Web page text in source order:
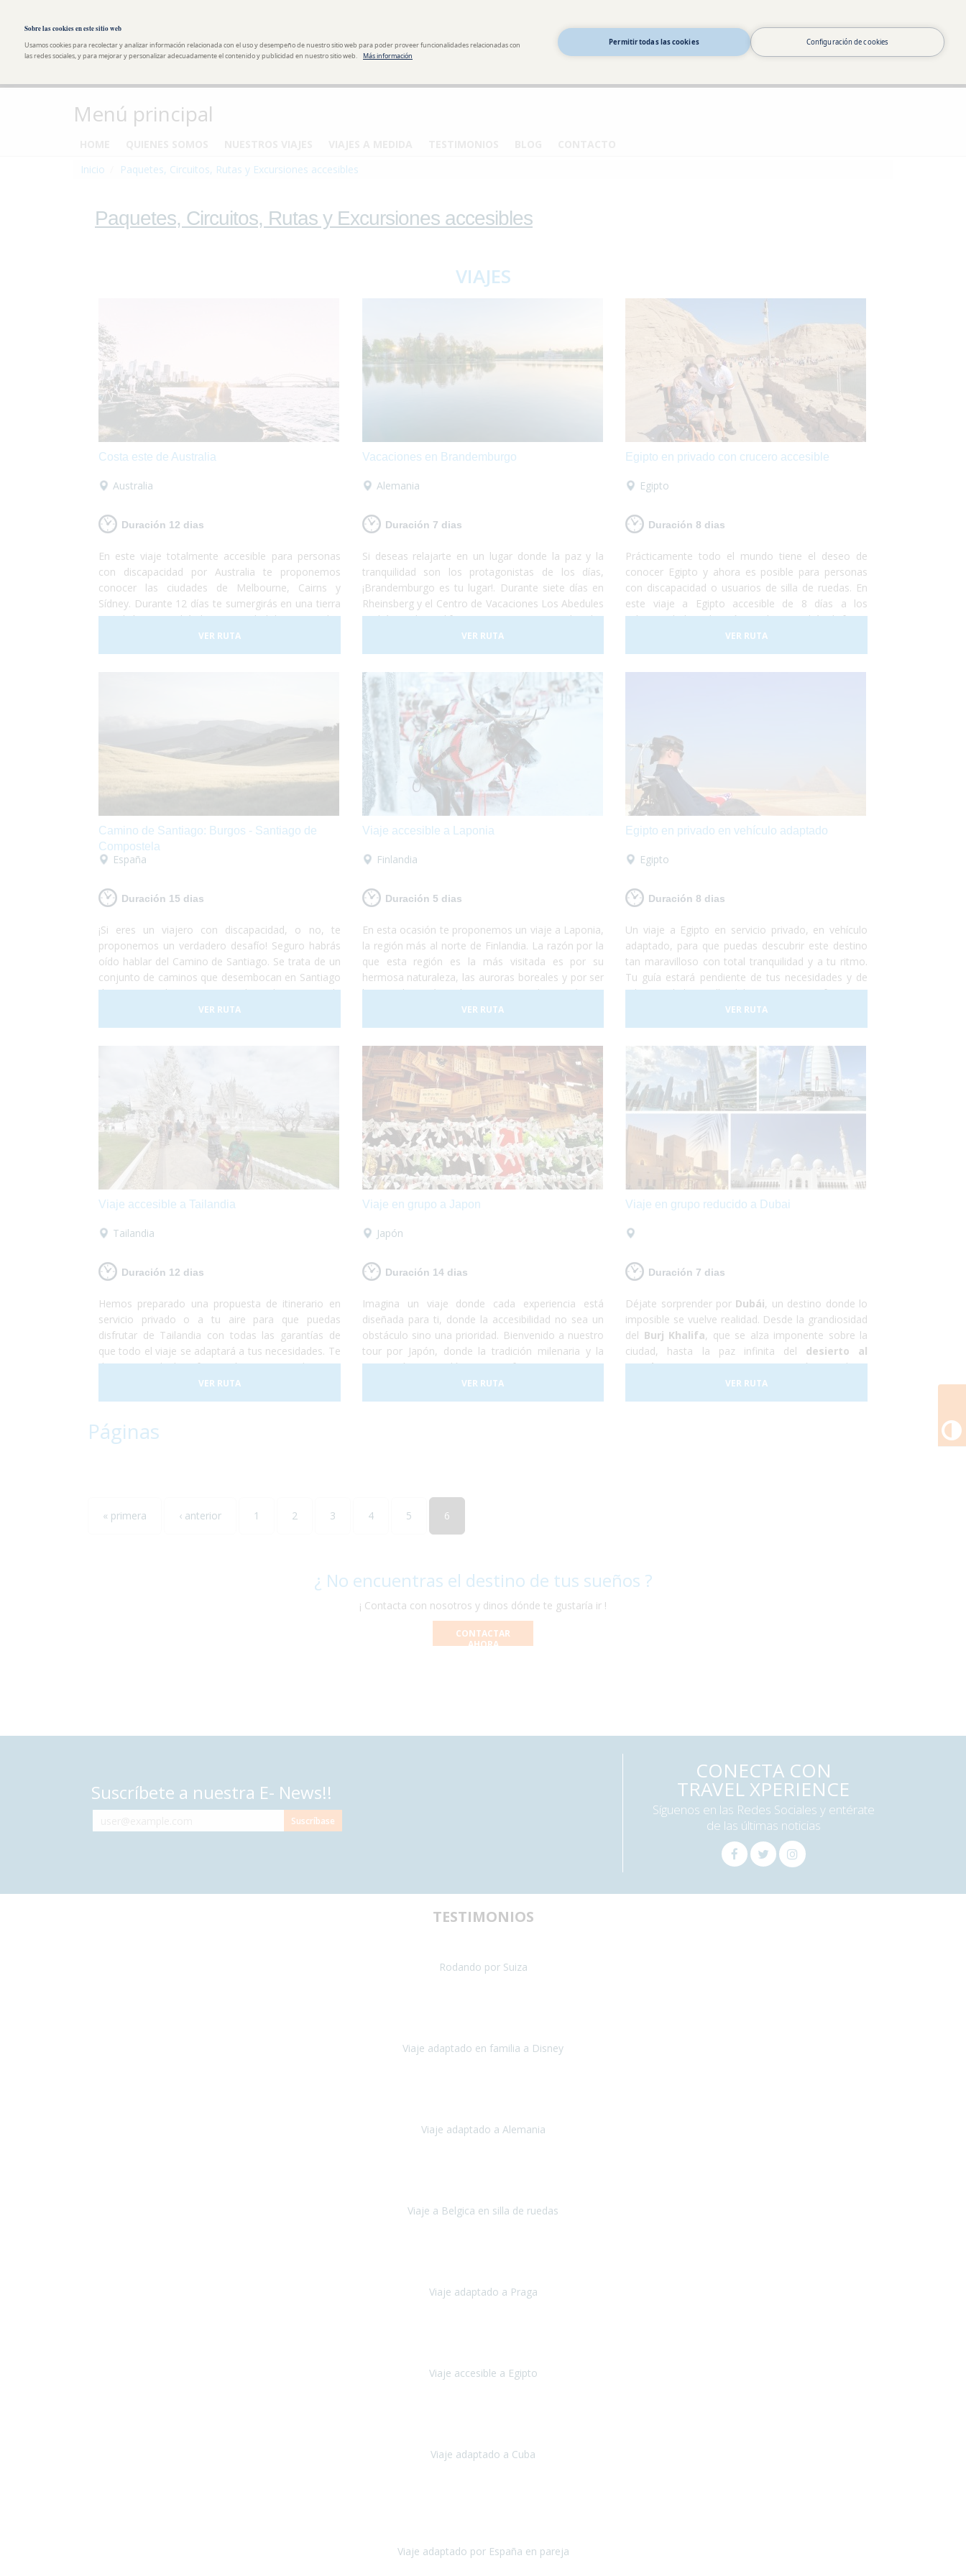
Sobre las cookies en este sitio web
Usamos cookies para recolectar y analizar información relacionada con el uso y desempeño de nuestro sitio web para poder proveer funcionalidades relacionadas con
las redes sociales, y para mejorar y personalizar adecuadamente el contenido y publicidad en nuestro sitio web.
Más información
Permitir todas las cookies Configuración de cookies
Menú principal
Inicio
Paquetes, Circuitos, Rutas y Excursiones accesibles
Paquetes, Circuitos, Rutas y Excursiones accesibles
VIAJES
Costa este de Australia
Australia
Duración 12 dias
En este viaje totalmente accesible para personas
con discapacidad por Australia te proponemos
conocer las ciudades de Melbourne, Cairns y
Sídney. Durante 12 días te sumergirás en una tierra
paradisíaca y tendrás la oportunidad de conocer los
imponentes 12 apóstoles, nadar en la gran barrera
de coral, conocer la fauna local y pasar unos días
VER RUTA
Vacaciones en Brandemburgo
Alemania
Duración 7 dias
Si deseas relajarte en un lugar donde la paz y la
tranquilidad son los protagonistas de los días,
¡Brandemburgo es tu lugar!. Durante siete días en
Rheinsberg y el Centro de Vacaciones Los Abedules
podrás realizar diferentes visitas tanto culturales
como deportivas en los difernetes pueblos, lagos y
bosques frondosos. Todas las actividades te
discapacidad o usuarios de silla de ruedas.
VER RUTA
Egipto en privado con crucero accesible
Egipto
Duración 8 dias
Prácticamente todo el mundo tiene el deseo de
conocer Egipto y ahora es posible para personas
con discapacidad o usuarios de silla de ruedas. En
este viaje a Egipto accesible de 8 días a los
orígenes de la civilización moderna podrás disfrutar
del hermosa y "caótica" ciudad de El Cairo para
luego adentrarte por el Nilo a descubrir los tesoros
VER RUTA
Camino de Santiago: Burgos - Santiago de
Compostela
España
Duración 15 dias
¡Si eres un viajero con discapacidad, o no, te
proponemos un verdadero desafío! Seguro habrás
oído hablar del Camino de Santiago. Se trata de un
conjunto de caminos que desembocan en Santiago
de Compostela que vienen de todas partes de
Europa, hay más de 80.000 km señalizados. No
deberás preocuparte por nada, sólo de disfrutar de
VER RUTA
Viaje accesible a Laponia
Finlandia
Duración 5 dias
En esta ocasión te proponemos un viaje a Laponia,
la región más al norte de Finlandia. La razón por la
que esta región es la más visitada es por su
hermosa naturaleza, las auroras boreales y por ser
la Casa de Papá Noel. ¡Laponia es un lugar mágico!
VER RUTA
Egipto en privado en vehículo adaptado
Egipto
Duración 8 dias
Un viaje a Egipto en servicio privado, en vehículo
adaptado, para que puedas descubrir este destino
tan maravilloso con total tranquilidad y a tu ritmo.
Tu guía estará pendiente de tus necesidades y de
adaptar el desarrollo del viaje a tus preferencias.
Descubre el Egipto más auténtico, accesible y,
sobre todo, ¡sin preocupaciones!
VER RUTA
Viaje accesible a Tailandia
Tailandia
Duración 12 dias
Hemos preparado una propuesta de itinerario en
servicio privado o a tu aire para que puedas
disfrutar de Tailandia con todas las garantías de
que todo el viaje se adaptará a tus necesidades. Te
daremos toda la información que consideramos
indispensable para que no te encuentres con
ningún problema que haga que no disfrutes de toda
VER RUTA
Viaje en grupo a Japon
Japón
Duración 14 dias
Imagina un viaje donde cada experiencia está
diseñada para ti, donde la accesibilidad no sea un
obstáculo sino una prioridad. Bienvenido a nuestro
tour por Japón, donde la tradición milenaria y la
innovación tecnológica se fusionan en una
experiencia única, adaptada para viajeros en silla de
ruedas.
VER RUTA
Viaje en grupo reducido a Dubai
Duración 7 dias
Déjate sorprender por Dubái, un destino donde lo
imposible se vuelve realidad. Desde la grandiosidad
del Burj Khalifa, que se alza imponente sobre la
ciudad, hasta la paz infinita del desierto al
atardecer, este viaje es una invitación a explorar
un mundo de contrastes.VER RUTA
Páginas
« primera ‹ anterior 1 2 3 4 5 6
¿ No encuentras el destino de tus sueños ?
¡ Contacta con nosotros y dinos dónde te gustaría ir !
CONTACTAR
AHORA
Suscríbete a nuestra E- News!!
CONECTA CON
TRAVEL XPERIENCE
Síguenos en las Redes Sociales y entérate
de las últimas noticias
TESTIMONIOS
Rodando por Suiza
Viaje adaptado en familia a Disney
Viaje adaptado a Alemania
Viaje a Belgica en silla de ruedas
Viaje adaptado a Praga
Viaje accesible a Egipto
Viaje adaptado a Cuba
Viaje adaptado por España en pareja